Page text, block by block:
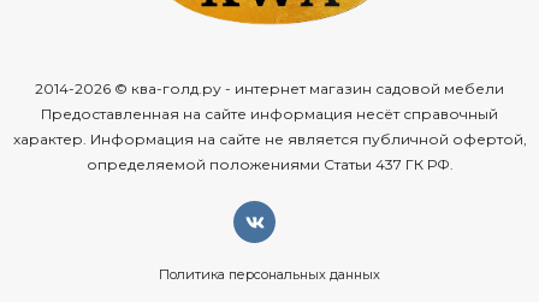
2014-2026 © ква-голд.ру - интернет магазин садовой мебели
Предоставленная на сайте информация несёт справочный
характер. Информация на сайте не является публичной офертой,
определяемой положениями Статьи 437 ГК РФ.
Политика персональных данных